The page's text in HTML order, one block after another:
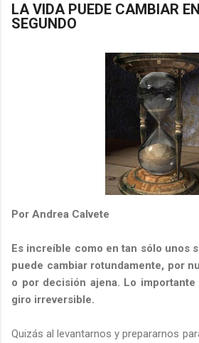
LA VIDA PUEDE CAMBIAR
SEGUNDO
Por Andrea Calvete
Es increíble como en tan sólo unos
puede cambiar rotundamente, por
o por decisión ajena. Lo
giro irreversible.
Quizás al levantarnos y prepararnos